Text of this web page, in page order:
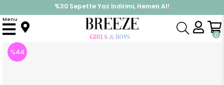
%30 Sepette Yaz İndirimi, Hemen Al!
İndirimlere ek %10 İndirimi Kap, Hemen Üye Ol!
0
Menu
Anasayfa Alt Giyim Kapri & Şort Kız Çocuk Şort Kemerli Lila (11 Yaş)
%44